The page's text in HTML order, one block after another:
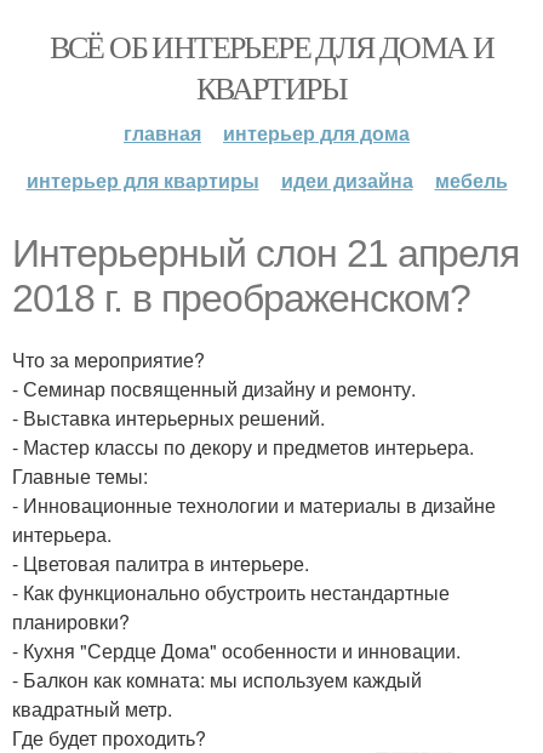
ВСЁ ОБ ИНТЕРЬЕРЕ ДЛЯ ДОМА И
КВАРТИРЫ
главная
интерьер для дома
интерьер для квартиры
идеи дизайна мебель
Интерьерный слон 21 апреля
2018 г. в преображенском?
Что за мероприятие?
- Семинар посвященный дизайну и ремонту.
- Выставка интерьерных решений.
- Мастер классы по декору и предметов интерьера.
Главные темы:
- Инновационные технологии и материалы в дизайне
интерьера.
- Цветовая палитра в интерьере.
- Как функционально обустроить нестандартные
планировки?
- Кухня "Сердце Дома" особенности и инновации.
- Балкон как комната: мы используем каждый
квадратный метр.
Где будет проходить?